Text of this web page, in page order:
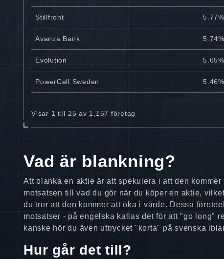
Stillfront 5.77%
Avanza Bank 5.74%
Evolution 5.65%
PowerCell Sweden 5.46%
Visar 1 till 25 av 1,157 företag
Vad är blankning?
Att blanka en aktie är att spekulera i att den
motsatsen till vad du gör när du köper en aktie,
du tror att den kommer att öka i värde. Dessa
motsatser - på engelska kallas det för att "go long"
kanske hör du även uttrycket "korta" på svenska
Hur går det till?